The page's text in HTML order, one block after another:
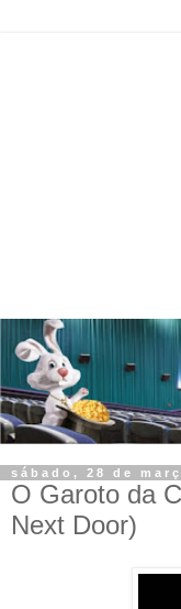
sábado, 28 de
O Garoto da
Next Door)